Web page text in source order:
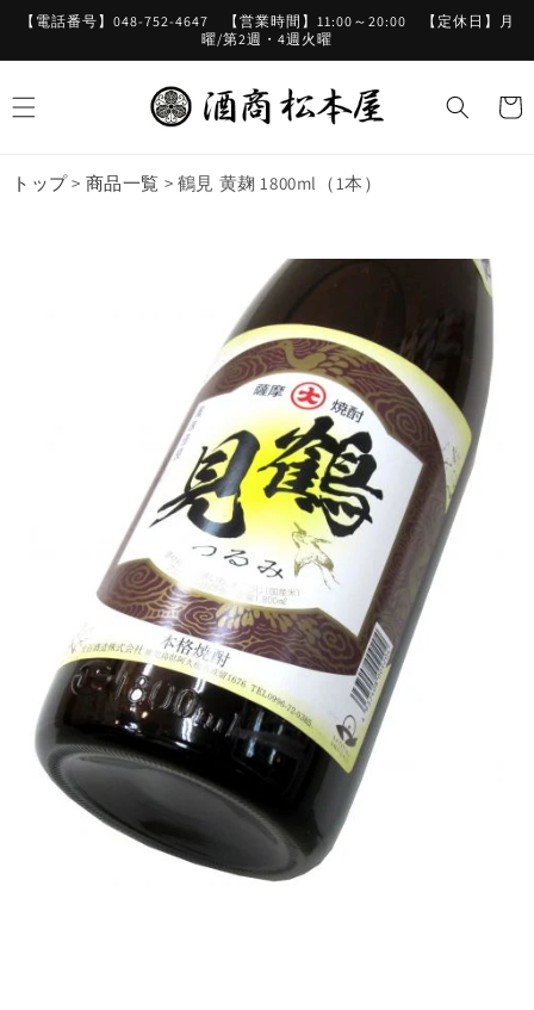
ンツに
【電話番号】048-752-4647 【営業時間】11:00～20:00 【定休日】月
曜/第2週・4週火曜
ー
トップ> 商品一覧 > 鶴見 黄麹 1800ml（1本）